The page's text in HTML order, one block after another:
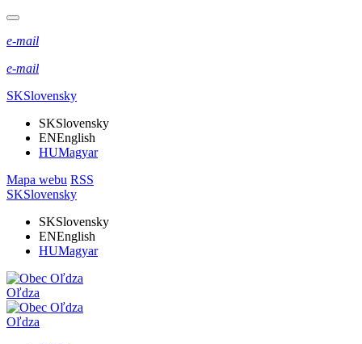
e-mail
e-mail
SKSlovensky
SKSlovensky
ENEnglish
HUMagyar
Mapa webu RSS
SKSlovensky
SKSlovensky
ENEnglish
HUMagyar
Oľdza
Oľdza